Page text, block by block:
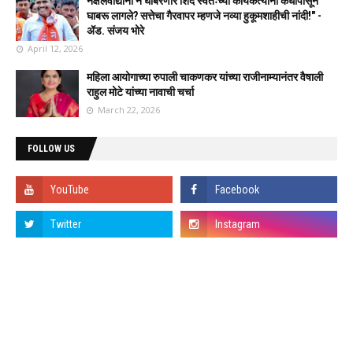
घाबरू लागले? सत्तेचा गैरवापर म्हणजे नव्या हुकूमशाहीची नांदी!" -
ॲड. संजय भोरे
April 12, 2026
महिला आयोगाच्या रुपाली चाकणकर यांच्या राजीनाम्यानंतर वैषाली
राहुल मोटे यांच्या नावाची चर्चा
March 22, 2026
FOLLOW US